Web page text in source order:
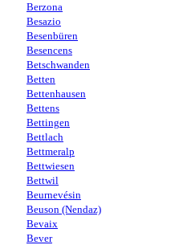
Berzona
Besazio
Besenbüren
Besencens
Betschwanden
Betten
Bettenhausen
Bettens
Bettingen
Bettlach
Bettmeralp
Bettwiesen
Bettwil
Beurnevésin
Beuson (Nendaz)
Bevaix
Bever